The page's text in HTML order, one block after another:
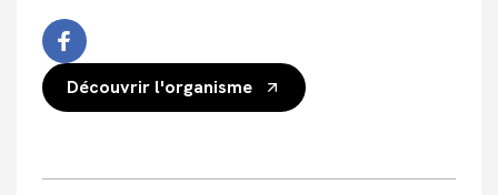
Découvrir l'organisme